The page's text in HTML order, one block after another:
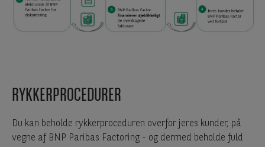
RYKKERPROCEDURER
Du kan beholde rykkerproceduren overfor jeres kunder, på
vegne af BNP Paribas Factoring - og dermed beholde fuld